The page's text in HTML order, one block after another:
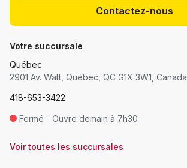
Contactez-nous
Votre succursale
Québec
2901 Av. Watt, Québec, QC G1X 3W1, Canada
418-653-3422
Fermé - Ouvre demain à 7h30
Voir toutes les succursales